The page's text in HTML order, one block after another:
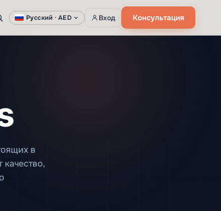
Русский · AED Вход Консультация
в